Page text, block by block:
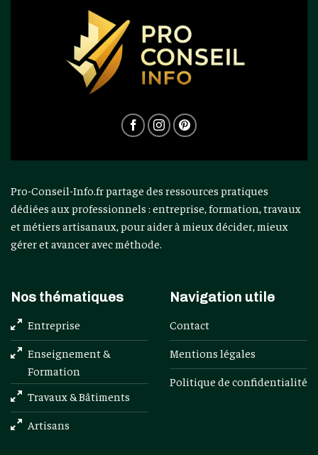
Pro-Conseil-Info.fr partage des ressources pratiques
dédiées aux professionnels : entreprise, formation, travaux
et métiers artisanaux, pour aider à mieux décider, mieux
gérer et avancer avec méthode.
Nos thématiques
Entreprise
Enseignement &
Formation
Travaux & Bâtiments
Artisans
Navigation utile
Contact
Mentions légales
Politique de confidentialité